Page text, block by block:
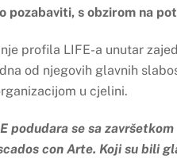
s obzirom na
profila LIFE-a unutar
od njegovih glavnih
u cjelini.
podudara se sa
con Arte. Koji su bili